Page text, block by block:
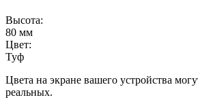
Высота:
80 мм
Цвет:
Туф
Цвета на экране вашего устройства
реальных.